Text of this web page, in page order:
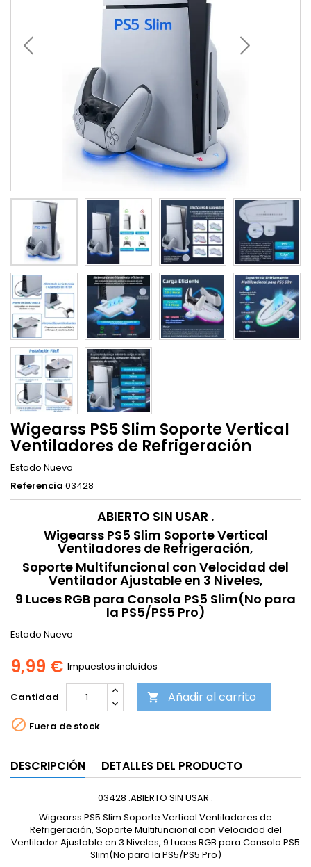
Wigearss PS5 Slim Soporte Vertical
Ventiladores de Refrigeración
Estado Nuevo
Referencia 03428
ABIERTO SIN USAR .
Wigearss PS5 Slim Soporte Vertical
Ventiladores de Refrigeración,
Soporte Multifuncional con Velocidad del
Ventilador Ajustable en 3 Niveles,
9 Luces RGB para Consola PS5 Slim(No para
la PS5/PS5 Pro)
Estado Nuevo
9,99 € Impuestos incluidos
Cantidad  Añadir al carrito
 Fuera de stock
DESCRIPCIÓN DETALLES DEL PRODUCTO
03428 .ABIERTO SIN USAR .
Wigearss PS5 Slim Soporte Vertical Ventiladores de
Refrigeración, Soporte Multifuncional con Velocidad del
Ventilador Ajustable en 3 Niveles, 9 Luces RGB para Consola PS5
Slim(No para la PS5/PS5 Pro)